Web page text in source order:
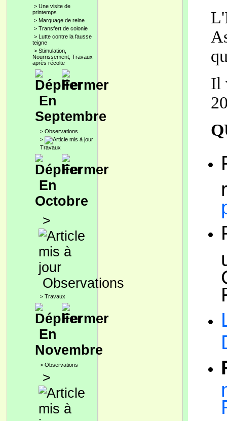
> Une visite de
printemps
> Marquage de reine
> Transfert de colonie
> Lutte contre la fausse
teigne
> Stimulation,
Nourrissement; Travaux
après récolte
En
Septembre
> Observations
>
Travaux
En
Octobre
>
Observations
> Travaux
En
Novembre
> Observations
>
​Il